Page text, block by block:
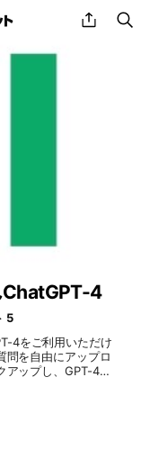
share
ChatGPT-4
5
4をご利用いただけ
問を自由にアップロ
アップし、GPT-4モ
、特定の個人に対